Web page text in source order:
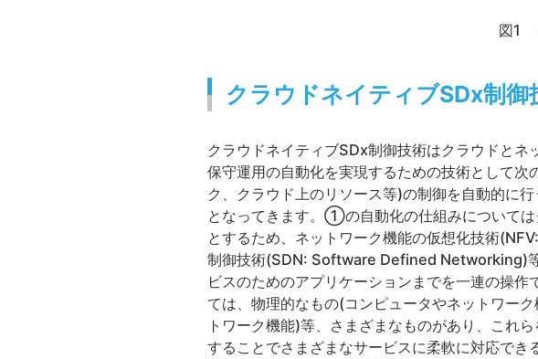
図1
クラウドネイティブSDx制御
クラウドネイティブSDx制御技術はクラウドとネ
保守運用の自動化を実現するための技術として
ク、クラウド上のリソース等)の制御を自動的に
となってきます。①の自動化の仕組みについて
とするため、ネットワーク機能の仮想化技術
制御技術(SDN: Software Defined Networking)
ビスのためのアプリケーションまでを一連の操
ては、物理的なもの(コンピュータやネットワー
トワーク機能)等、さまざまなものがあり、これ
することでさまざまなサービスに柔軟に対応でき